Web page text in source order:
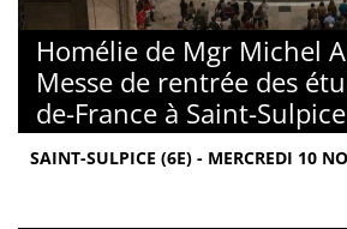
Homélie de Mgr Michel
Messe de rentrée des
de-France à Saint-Sulpice
SAINT-SULPICE (6E) - MERCREDI 10